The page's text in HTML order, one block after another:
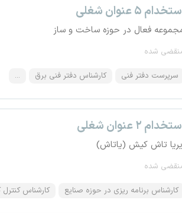
۵ عنوان شغلی
فعال در حوزه ساخت و ساز
شده
سرپرست دفتر فنی کارشناس دفتر فنی برق ...
۲ عنوان شغلی
تاش کیش (یاتاش)
شده
کارشناس برنامه ریزی در حوزه صنایع کارشناس